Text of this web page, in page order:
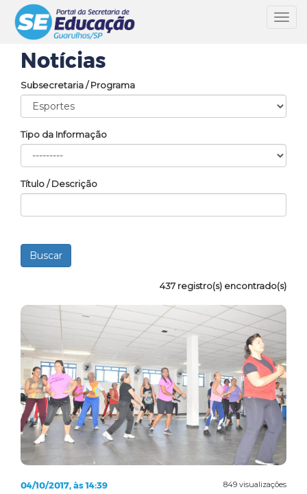
Notícias
Subsecretaria / Programa
Tipo da Informação
Título / Descrição
437 registro(s) encontrado(s)
849 visualizações
04/10/2017, às 14:39